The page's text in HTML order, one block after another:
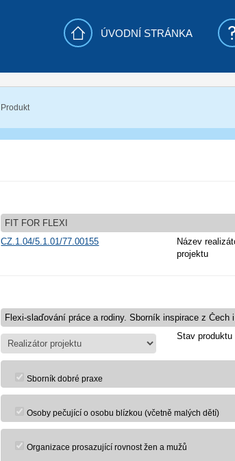
ÚVODNÍ STRÁNKA
Produkt
FIT FOR FLEXI
CZ.1.04/5.1.01/77.00155
Název
projektu
Stav produktu
Sborník dobré praxe
Osoby pečující o osobu blízkou (včetně malých dětí)
Organizace prosazující rovnost žen a mužů